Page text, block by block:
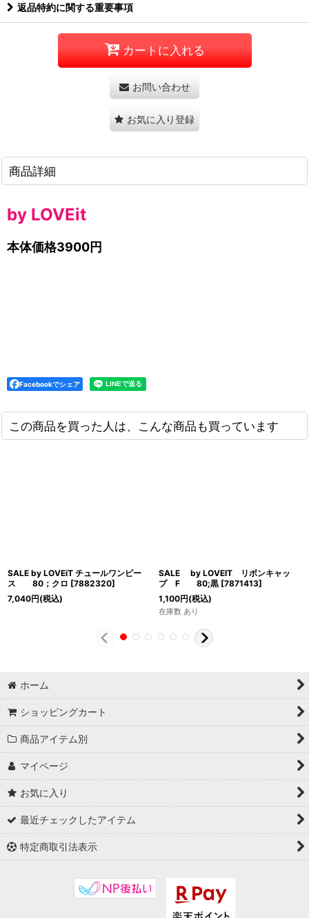
返品特約に関する重要事項
カートに入れる
お問い合わせ
お気に入り登録
商品詳細
by LOVEit
本体価格3900円
Facebookでシェア
この商品を買った人は、こんな商品も買っています
SALE by LOVEiT チュールワンピー
ス 80；クロ [7882320]
7,040円(税込)
SALE by LOVEIT リボンキャッ
プ F 80;黒 [7871413]
1,100円(税込)
在庫数 あり
ホーム
ショッピングカート
商品アイテム別
マイページ
お気に入り
最近チェックしたアイテム
特定商取引法表示